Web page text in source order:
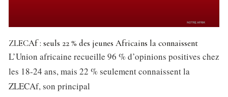
ZLECAf : seuls 22 % des jeunes Africains la connaissent
L’Union africaine recueille 96 % d’opinions positives chez
les 18-24 ans, mais 22 % seulement connaissent la
ZLECAf, son principal